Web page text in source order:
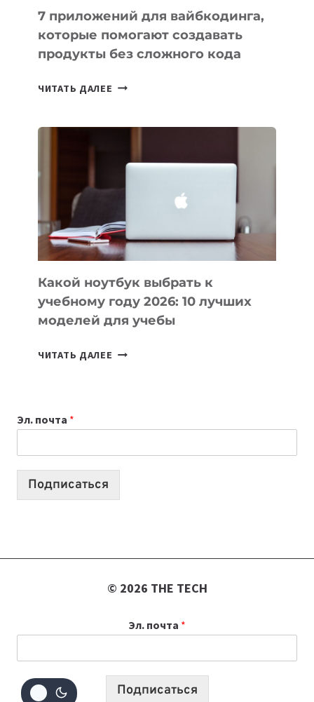
7 приложений для вайбкодинга,
которые помогают создавать
продукты без сложного кода
ЧИТАТЬ ДАЛЕЕ 7
ПОМОГАЮТ
СОЗДАВАТЬ
БЕЗ
СЛОЖНОГО
КОДА
Какой ноутбук выбрать к
учебному году 2026: 10 лучших
моделей для учебы
ЧИТАТЬ ДАЛЕЕ КАКОЙ
2026:
10
Эл. почта *
Подписаться
© 2026 THE TECH
Эл. почта *
Подписаться